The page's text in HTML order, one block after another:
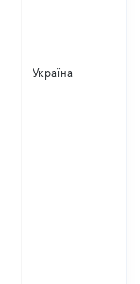
Україна